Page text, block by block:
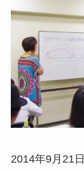
取
2014年9月21